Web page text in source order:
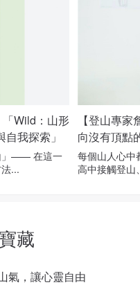
「Wild：山形
我探索」
」—— 在這一
...
【登山專
向沒有頂點
每個山人心中
高中接觸登山
藏
氣，讓心靈自由